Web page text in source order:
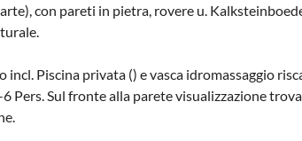
con pareti in pietra, rovere u.
Piscina privata () e vasca idromassaggio
Pers. Sul fronte alla parete visualizzazione